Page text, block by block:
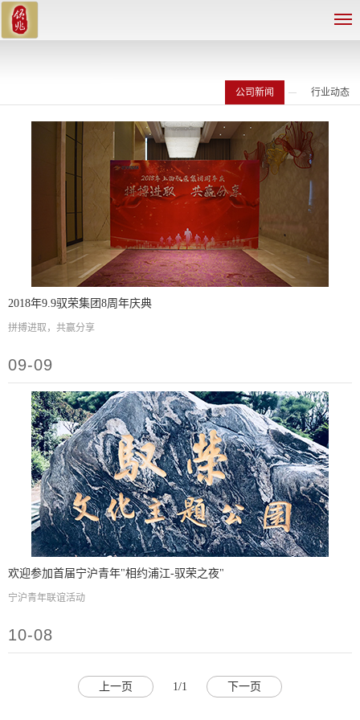
公司新闻 行业动态
2018年9.9驭荣集团8周年庆典
拼搏进取，共赢分享
09-09
欢迎参加首届宁沪青年"相约浦江-驭荣之夜"
宁沪青年联谊活动
10-08
上一页 1/1 下一页